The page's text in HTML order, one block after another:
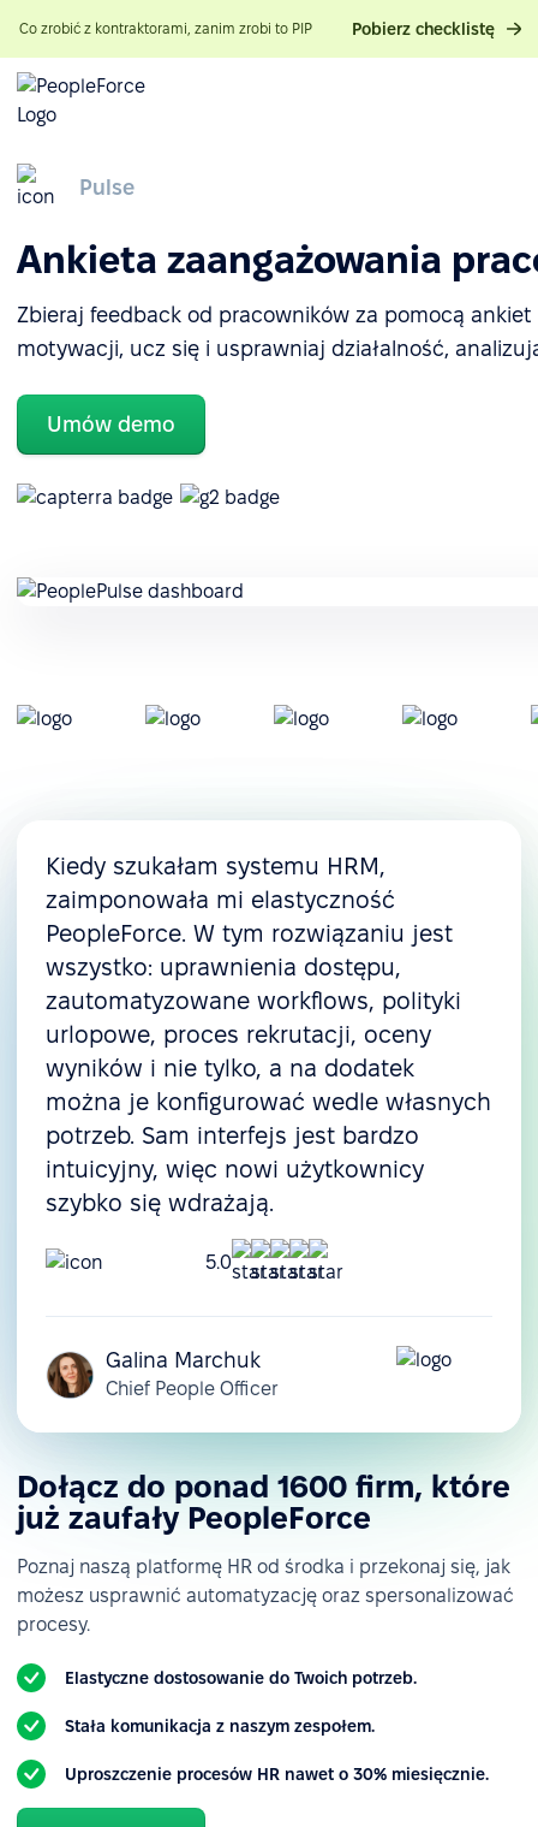
Co zrobić z kontraktorami, zanim zrobi to PIP Pobierz checklistę
Pulse
Ankieta zaangażowania
Zbieraj feedback od pracowników za pomocą
motywacji, ucz się i usprawniaj działalność,
Umów demo
Kiedy szukałam systemu HRM,
zaimponowała mi elastyczność
PeopleForce. W tym rozwiązaniu jest
wszystko: uprawnienia dostępu,
zautomatyzowane workflows, polityki
urlopowe, proces rekrutacji, oceny
wyników i nie tylko, a na dodatek
można je konfigurować wedle własnych
potrzeb. Sam interfejs jest bardzo
intuicyjny, więc nowi użytkownicy
szybko się wdrażają.
5.0
Galina Marchuk
Chief People Officer
Dołącz do ponad 1600 firm, które
już zaufały PeopleForce
Poznaj naszą platformę HR od środka i przekonaj się, jak
możesz usprawnić automatyzację oraz spersonalizować
procesy.
Elastyczne dostosowanie do Twoich potrzeb.
Stała komunikacja z naszym zespołem.
Uproszczenie procesów HR nawet o 30% miesięcznie.